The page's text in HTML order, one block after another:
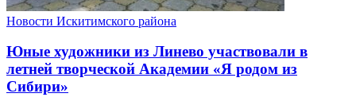
Новости Искитимского района
Юные художники из Линево участвовали в
летней творческой Академии «Я родом из
Сибири»